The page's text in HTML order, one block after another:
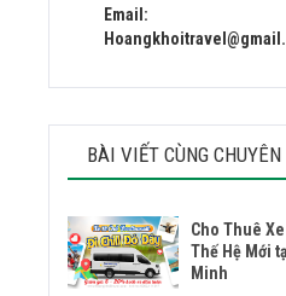
Email:
BÀI VIẾT CÙNG
Cho Thuê
Thế Hệ Mới
Minh